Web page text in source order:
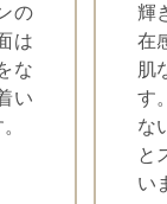
の
は
な
い
輝
在
肌
す
な
と
い